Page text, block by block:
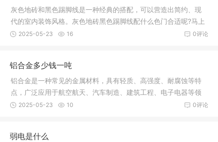
灰色地砖和黑色踢脚线是一种经典的搭配，可以营造出简约、现
代的室内装饰风格。灰色地砖黑色踢脚线配什么色门合适呢?马上
来看看
0评论
2025-05-23 16
铝合金多少钱一吨
铝合金是一种常见的金属材料，具有轻质、高强度、耐腐蚀等特
点，广泛应用于航空航天、汽车制造、建筑工程、电子电器等领
域。那么
0评论
2025-05-23 10
弱电是什么